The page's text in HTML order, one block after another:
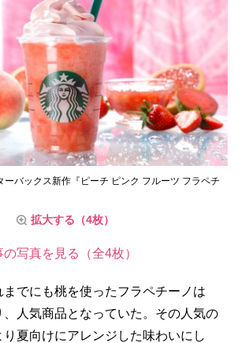
バックス新作『ピーチ ピンク フルーツ フラペチ
拡大する（4枚）
の写真を見る（全4枚）
でにも桃を使ったフラペチーノは
人気商品となっていた。その人気の
夏向けにアレンジした味わいにし